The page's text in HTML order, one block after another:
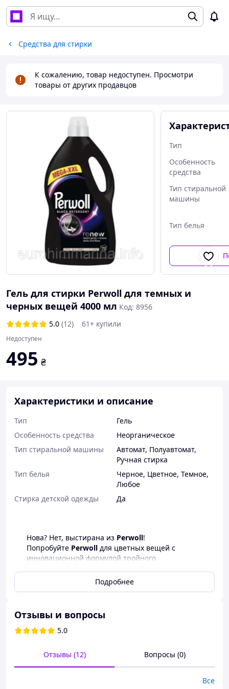
Средства для стирки
К сожалению, товар недоступен. Просмотри
товары от других продавцов
Тип
Особенность
средства
Тип стиральной
машины
Тип белья
Стирка детской
одежды
Гель для стирки Perwoll для темных и
черных вещей 4000 мл Код: 8956
5.0 (12) 61+ купили
Недоступен
495 ₴
Характеристики и описание
Тип
Гель
Особенность средства
Неорганическое
Тип стиральной машины
Автомат, Полуавтомат,
Ручная стирка
Тип белья
Черное, Цветное, Темное,
Любое
Стирка детской одежды
Да
Нова? Нет, выстирана из Perwoll!
Попробуйте Perwoll для цветных вещей с
инновационной формулой тройного
любимой одеждой! Perwoll обеспечивает не
только бережную стирку, но и восстановление
утонченный аромат для совершенного
результата чистоты и свежести!
ПреимуществаPerwoll для цветных вещей:
Подробнее
Отзывы и вопросы
5.0
Отзывы (12) Вопросы (0)
Все